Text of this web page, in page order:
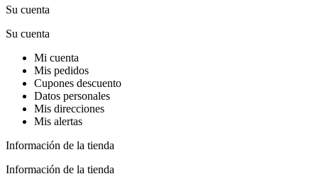
Su cuenta
Su cuenta
Mi cuenta
Mis pedidos
Cupones descuento
Datos personales
Mis direcciones
Mis alertas
Información de la tienda
Información de la tienda